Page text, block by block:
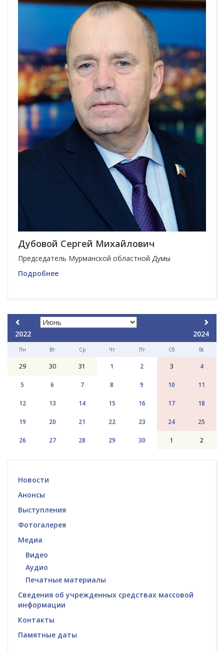
Дубовой Сергей Михайлович
Председатель Мурманской областной Думы
Подробнее
2022 2024
Пн Вт Ср Чт Пт Сб Вс
29 30 31 1 2 3 4
5 6 7 8 9 10 11
12 13 14 15 16 17 18
19 20 21 22 23 24 25
26 27 28 29 30 1 2
Новости
Анонсы
Выступления
Фотогалерея
Медиа
Видео
Аудио
Печатные материалы
Сведения об учрежденных средствах массовой
информации
Контакты
Памятные даты